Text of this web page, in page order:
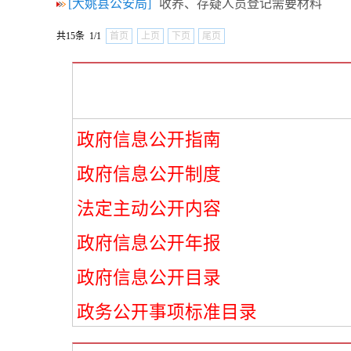
[大姚县公安局] 收养、存疑人员登记需要材料
共15条 1/1 首页 上页 下页 尾页
政府信息公开指南
政府信息公开制度
法定主动公开内容
政府信息公开年报
政府信息公开目录
政务公开事项标准目录